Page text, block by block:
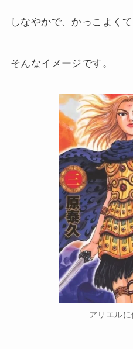
しなやかで、かっこよくて
そんなイメージです。
アリエルに